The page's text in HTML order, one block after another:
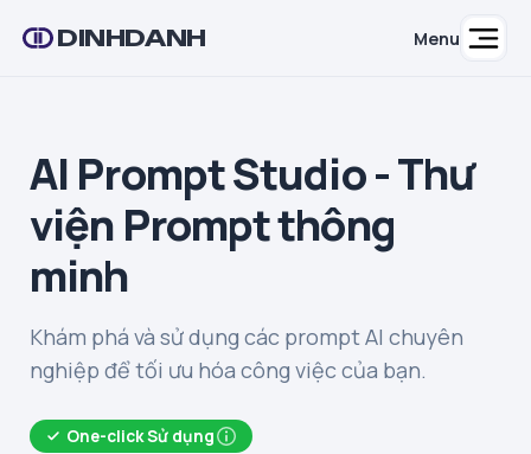
DINHDANH Menu
AI Prompt Studio - Thư
viện Prompt thông
minh
Khám phá và sử dụng các prompt AI chuyên
nghiệp để tối ưu hóa công việc của bạn.
One-click Sử dụng